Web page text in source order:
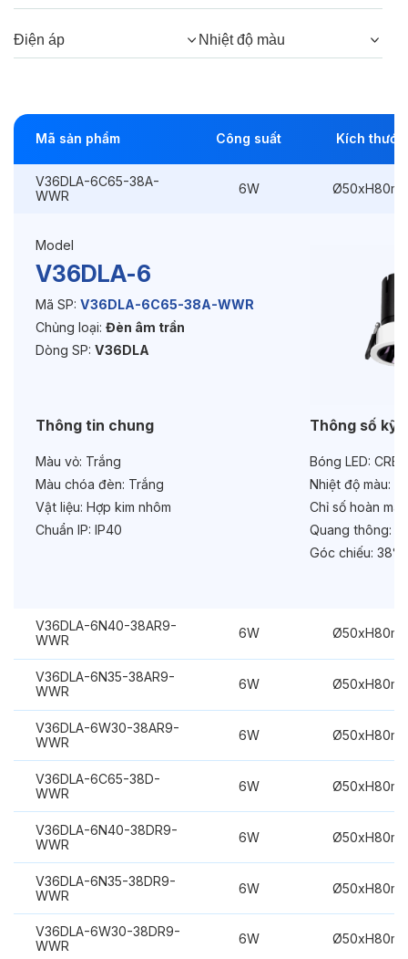
Thông số Điện & Lắp đặt
Điều hướng:
Có chỉnh hướng
Kích thướcØ50xH80mm
Điện áp: 220VAC, 50Hz
Độ bền & tùy chọn mở rộng
Chức năng:
Điện áp Nhiệt độ màu
Mã sản phẩm Công suất Kích thước
V36DLA-6C65-38A-
WWR
6W
Model
V36DLA-6
Mã SP: V36DLA-6C65-38A-WWR
Chủng loại: Đèn âm trần
Dòng SP: V36DLA
Thông tin chung
Màu vỏ: Trắng
Màu chóa đèn: Trắng
Vật liệu: Hợp kim nhôm
Chuẩn IP: IP40
Thông số kỹ
Bóng LED:
Nhiệt độ màu:
Chỉ số hoàn
Quang thông:
Góc chiếu: 38°
V36DLA-6N40-38AR9-
WWR
6W
V36DLA-6N35-38AR9-
WWR
6W
V36DLA-6W30-38AR9-
WWR
6W
V36DLA-6C65-38D-
WWR
6W
V36DLA-6N40-38DR9-
WWR
6W
V36DLA-6N35-38DR9-
WWR
6W
V36DLA-6W30-38DR9-
WWR
6W